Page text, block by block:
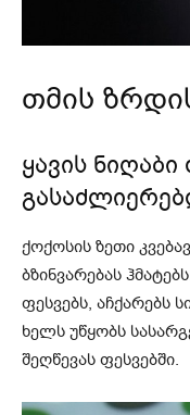
თმის
ყავის ნიღაბი
ქოქოსის ზეთი
ბზინვარებას
ფესვებს, აჩქარებს
ხელს უწყობს
შეღწევას ფესვებში.